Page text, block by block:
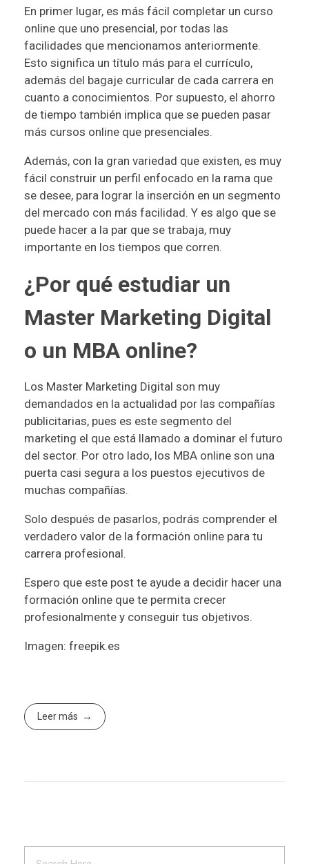
En primer lugar, es más fácil completar un curso
online que uno presencial, por todas las
facilidades que mencionamos anteriormente.
Esto significa un título más para el currículo,
además del bagaje curricular de cada carrera en
cuanto a conocimientos. Por supuesto, el ahorro
de tiempo también implica que se pueden pasar
más cursos online que presenciales.
Además, con la gran variedad que existen, es muy
fácil construir un perfil enfocado en la rama que
se desee, para lograr la inserción en un segmento
del mercado con más facilidad. Y es algo que se
puede hacer a la par que se trabaja, muy
importante en los tiempos que corren.
¿Por qué estudiar un
Master Marketing Digital
o un MBA online?
Los Master Marketing Digital son muy
demandados en la actualidad por las compañías
publicitarias, pues es este segmento del
marketing el que está llamado a dominar el futuro
del sector. Por otro lado, los MBA online son una
puerta casi segura a los puestos ejecutivos de
muchas compañías.
Solo después de pasarlos, podrás comprender el
verdadero valor de la formación online para tu
carrera profesional.
Espero que este post te ayude a decidir hacer una
formación online que te permita crecer
profesionalmente y conseguir tus objetivos.
Imagen: freepik.es
Leer más